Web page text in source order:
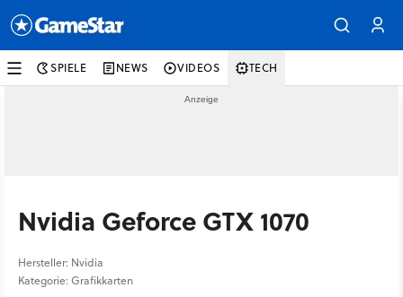
SPIELE NEWS VIDEOS TECH
Nvidia Geforce GTX 1070
Hersteller: Nvidia
Kategorie: Grafikkarten